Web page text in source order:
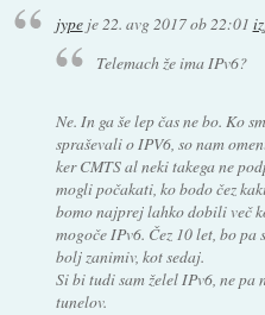
jypeje22. avg 2017 ob 22:01
Telemach že ima IPv6?
Ne. In ga še lep čas ne bo. Ko
spraševali o IPV6, so nam
ker CMTS al neki takega ne
mogli počakati, ko bodo čez
bomo najprej lahko dobili več
mogoče IPv6. Čez 10 let, bo
bolj zanimiv, kot sedaj.
Si bi tudi sam želel IPv6, ne
tunelov.